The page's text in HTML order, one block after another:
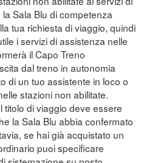
Sala Blu di competenza
tua richiesta di viaggio, quindi
i servizi di assistenza nelle
il Capo Treno
dal treno in autonomia
di un tuo assistente in loco o
stazioni non abilitate.
titolo di viaggio deve essere
la Sala Blu abbia confermato
se hai già acquistato un
puoi specificare